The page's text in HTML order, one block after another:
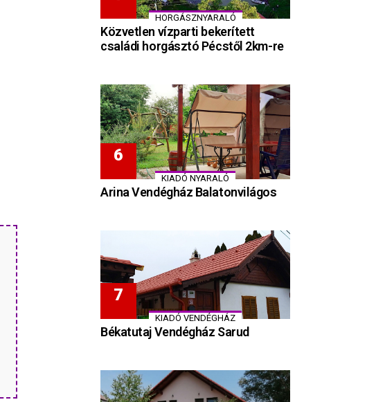
HORGÁSZNYARALÓ
Közvetlen vízparti bekerített
családi horgásztó Pécstől 2km-re
KIADÓ NYARALÓ
Arina Vendégház Balatonvilágos
KIADÓ VENDÉGHÁZ
Békatutaj Vendégház Sarud